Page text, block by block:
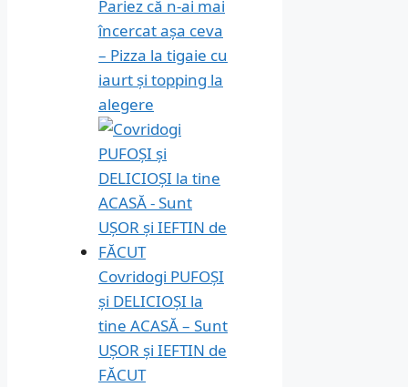
Pariez că n-ai mai
încercat așa ceva
– Pizza la tigaie cu
iaurt și topping la
alegere
Covridogi PUFOȘI
și DELICIOȘI la
tine ACASĂ – Sunt
UȘOR și IEFTIN de
FĂCUT